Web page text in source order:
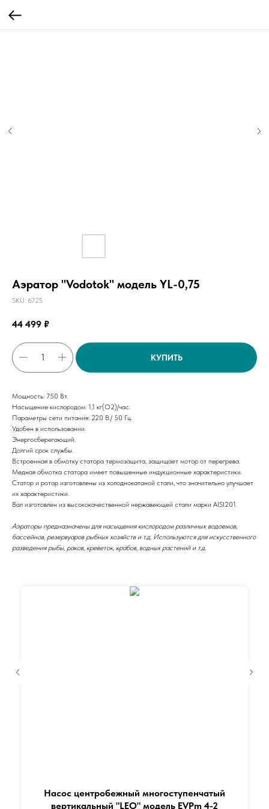
Аэратор "Vodotok" модель YL-0,75
SKU: 6725
44 499 ₽
КУПИТЬ
Мощность: 750 Вт.
Насыщение кислородом: 1,1 кг(О2)/час.
Параметры сети питания: 220 В./ 50 Гц.
Удобен в использовании.
Энергосберегающий.
Долгий срок службы.
Встроенная в обмотку статора термозащита, защищает мотор от перегрева.
Медная обмотка статора имеет повышенные индукционные характеристики.
Статор и ротор изготовлены из холоднокатаной стали, что значительно улучшает
их характеристики.
Вал изготовлен из высококачественной нержавеющей стали марки AISI201.
Аэраторы предназначены для насыщения кислородом различных водоемов,
бассейнов, резервуаров рыбных хозяйств и т.д. Используются для искусственного
разведения рыбы, раков, креветок, крабов, водных растений и т.д.
Насос центробежный многоступенчатый
вертикальный "LEO" модель EVPm 4-2